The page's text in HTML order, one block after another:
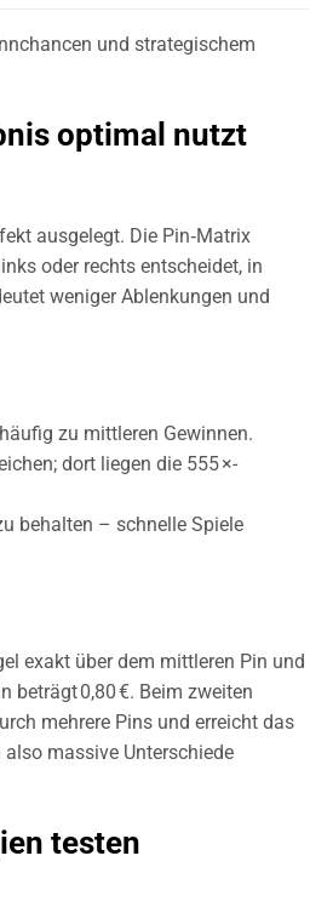
und strategischem
optimal nutzt
ausgelegt. Die Pin‑Matrix
oder rechts entscheidet, in
weniger Ablenkungen und
zu mittleren Gewinnen.
dort liegen die 555 ×-
behalten – schnelle Spiele
exakt über dem mittleren Pin und
beträgt 0,80 €. Beim zweiten
mehrere Pins und erreicht das
massive Unterschiede
testen